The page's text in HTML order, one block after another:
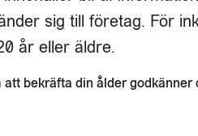
17 A
STOCKHOLM
ALLMÄNNA
sig till företag. För
år eller äldre.
att bekräfta din ålder